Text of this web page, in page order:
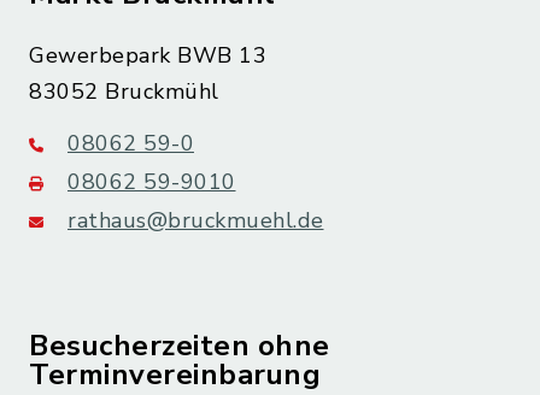
Gewerbepark BWB 13
83052 Bruckmühl
08062 59-0
08062 59-9010
rathaus@bruckmuehl.de
Besucherzeiten ohne
Terminvereinbarung